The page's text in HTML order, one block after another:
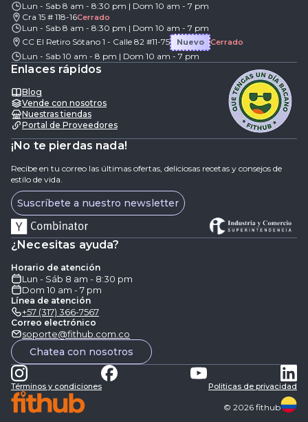
Lun - Sab 8 am - 8:30 pm | Dom 10 am - 7 pm
Cra 15 # 118-16Cerrado
Lun - Sab 8 am - 8:30 pm | Dom 10 am - 7 pm
CC El Retiro Sótano 1 - Calle 82 #11-75
Nuevo Cerrado
Lun - Sab 10 am - 8 pm | Dom 10 am - 7 pm
Enlaces rápidos
Blog
Vende con nosotros
Nuestras tiendas
Portal de Proveedores
¡No te pierdas nada!
Recibe en tu correo las últimas ofertas, deliciosas recetas y consejos de
estilo de vida.
Suscríbete a nuestro newsletter
¿Necesitas ayuda?
Horario de atención
Lun - Sáb 8 am - 8:30 pm
Dom 10 am - 7 pm
Línea de atención
+57 (317) 366-7567
Correo electrónico
soporte@fithub.com.co
Chatea con nosotros
Términos y condiciones Politicas de privacidad
© 2026 fithub